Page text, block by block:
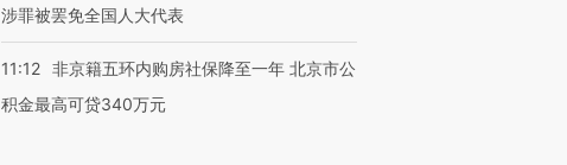
涉罪被罢免全国人大代表
11:12 非京籍五环内购房社保降至一年 北京市公
积金最高可贷340万元